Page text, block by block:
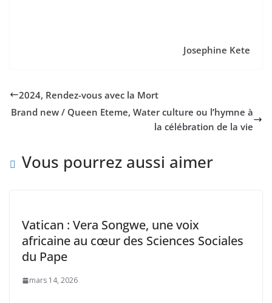
Josephine Kete
2024, Rendez-vous avec la Mort
Brand new / Queen Eteme, Water culture ou l’hymne à
la célébration de la vie
Vous pourrez aussi aimer
Vatican : Vera Songwe, une voix
africaine au cœur des Sciences Sociales
du Pape
mars 14, 2026